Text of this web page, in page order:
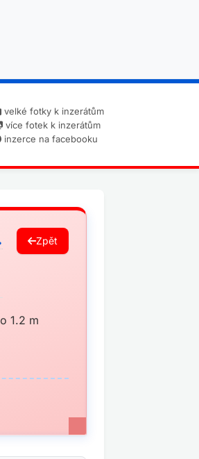
velké fotky k inzerátům
více fotek k inzerátům
inzerce na facebooku
Zpět
1.2 m